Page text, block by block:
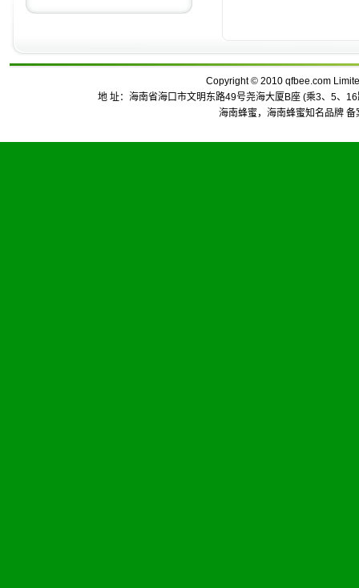
Copyright© 2010 qfbee.com
地 址：海南省海口市文明东路49号尧海大厦B座 (乘3、5
海南蜂蜜 ， 海南蜂蜜知名品牌 备